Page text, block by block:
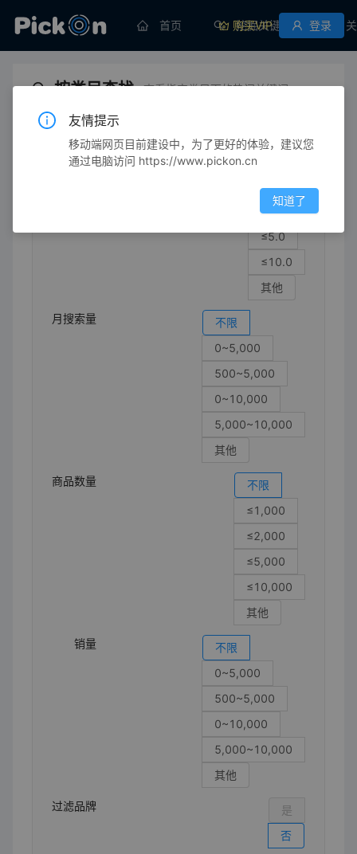
首页 挖掘关键词
购买VIP 登录
按类目查找 查看指定类目下的热门关键词
化妆品/美容 头发护理 美发喷雾
不限
≤1.0
≤5.0
≤10.0
其他
月搜索量
不限
0~5,000
500~5,000
0~10,000
5,000~10,000
其他
商品数量
不限
≤1,000
≤2,000
≤5,000
≤10,000
其他
销量
不限
0~5,000
500~5,000
0~10,000
5,000~10,000
其他
过滤品牌
是
否
友情提示
移动端网页目前建设中，为了更好的体验，建议您
通过电脑访问 https://www.pickon.cn
知道了